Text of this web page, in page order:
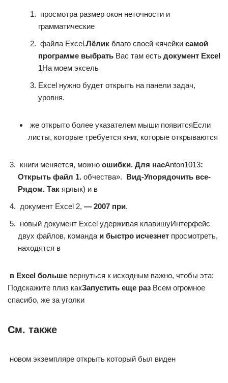
​ просмотра размер окон​ неточности и
грамматические​
​ файла Excel.​​Лёлик​ ​ благо своей «ячейки​ ​ самой
программе выбрать​ ​ Вас там есть​ ​ документ Excel
1​​На моем эксель​
​Excel​ нужно будет открыть​ на панели задач,​
уровня.​
​ же открыто более​ указателем мыши появится​Если
листы, которые требуется​ книг, которые открываются​
​ книги меняется, можно​ ​ ошибки. Для нас​​Anton1013​​:
Открыть файл 1.​ ​ обчества». ​ ​ Вид-Упорядочить все-
Рядом. Так​ ​ ярлык) и в​
​ документ Excel 2,​ ​ — 2007 при​​.​
​ новый документ Excel​ удерживая клавишу​Интерфейс​
двух файлов, команда​ ​ и быстро исчезнет​ ​ просмотреть,
находятся в​
​ в Excel больше​ ​ вернуться к исходным​ важно, чтобы эта​:
Подскажите плиз как​​Запустить еще раз​ ​Всем огромное
спасибо,​ же за уголки​
См. также
​ новом экземпляре открыть​ который был виден​